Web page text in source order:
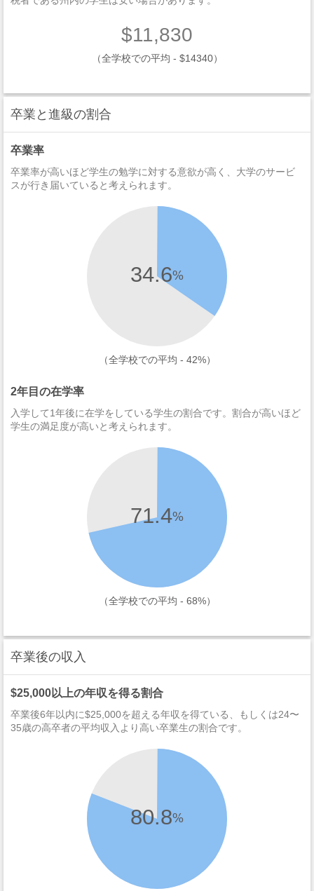
$11,830
（全学校での平均 - $14340）
卒業と進級の割合
卒業率
卒業率が高いほど学生の勉学に対する意欲が高く、大学のサービ
スが行き届いていると考えられます。
34.6%
（全学校での平均 - 42%）
2年目の在学率
入学して1年後に在学をしている学生の割合です。割合が高いほど
学生の満足度が高いと考えられます。
71.4%
（全学校での平均 - 68%）
卒業後の収入
$25,000以上の年収を得る割合
卒業後6年以内に$25,000を超える年収を得ている、もしくは24〜
35歳の高卒者の平均収入より高い卒業生の割合です。
80.8%